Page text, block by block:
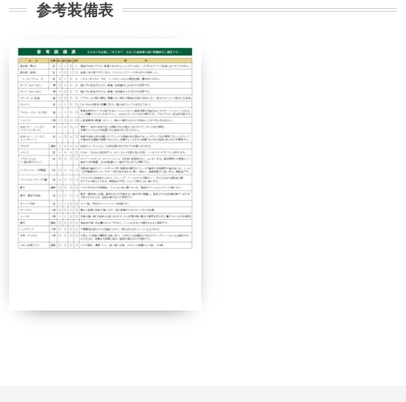
参考装備表